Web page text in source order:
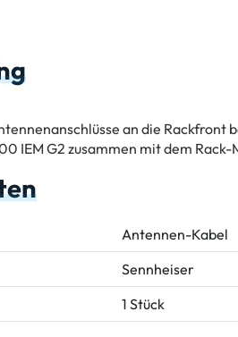
an die Rackfront
IEM G2 zusammen mit dem Rack-
Antennen-Kabel
Sennheiser
1 Stück